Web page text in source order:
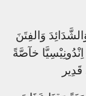
وَالفِتَنَ
خآصَّةً